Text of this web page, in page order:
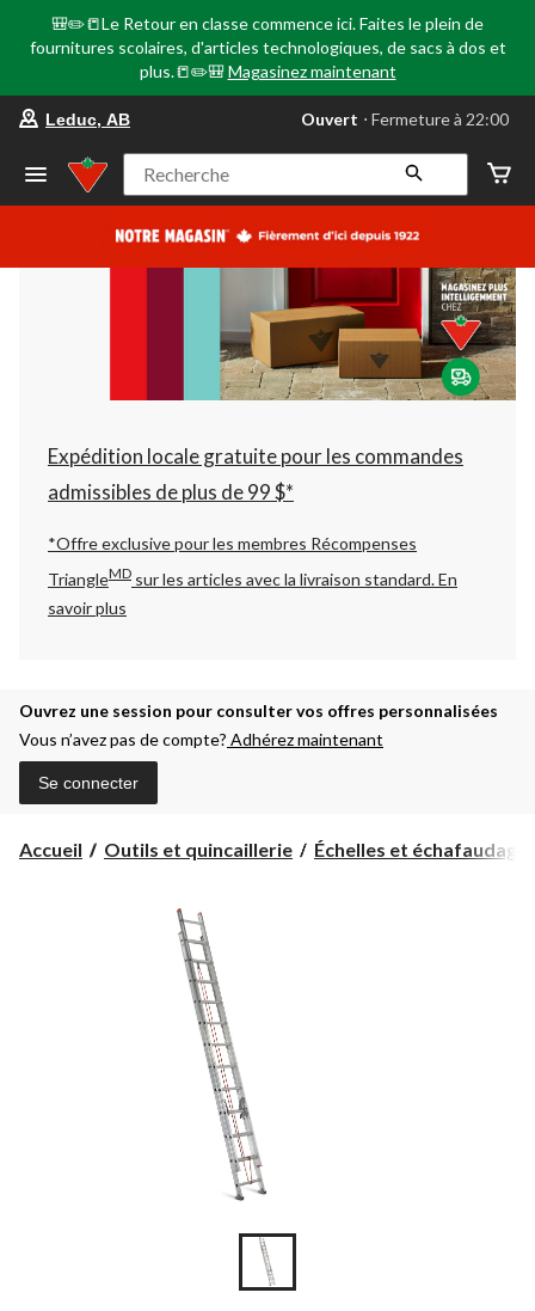
🎒✏️📒Le Retour en classe commence ici. Faites le plein de
fournitures scolaires, d'articles technologiques, de sacs à dos et
plus.📒✏️🎒 Magasinez maintenant
votre
préféré
Leduc,
AB,
courament
Fermeture
à
22:00
cliquer
pour
changer
Leduc, AB Ouvert ⋅ Fermeture à 22:00
Recherche
Expédition locale gratuite pour les commandes
admissibles de plus de 99 $*
*Offre exclusive pour les membres Récompenses
TriangleMD sur les articles avec la livraison standard.En
savoir plus
Ouvrez une session pour consulter vos offres personnalisées
Vous n’avez pas de compte? Adhérez maintenant
Se connecter
Accueil Outils et quincaillerie Échelles et